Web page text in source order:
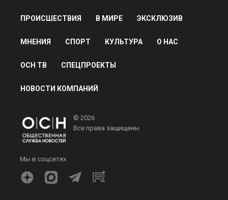
ПРОИСШЕСТВИЯ В МИРЕ ЭКСКЛЮЗИВ
МНЕНИЯ СПОРТ КУЛЬТУРА О НАС
ОСН ТВ СПЕЦПРОЕКТЫ
НОВОСТИ КОМПАНИЙ
© 2026
Все права защищены
Мы в соцсетях